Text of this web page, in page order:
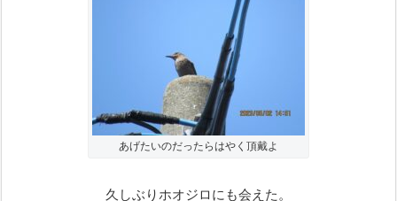
あげたいのだったらはやく頂戴よ
久しぶりホオジロにも会えた。